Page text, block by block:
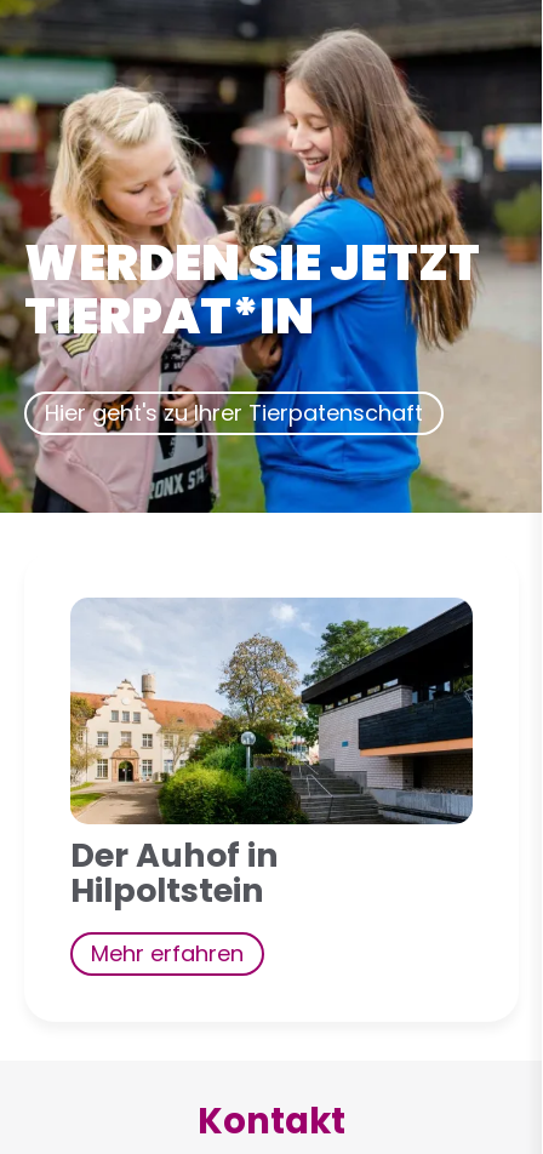
WERDEN SIE JETZT
TIERPAT*IN
Hier geht's zu Ihrer Tierpatenschaft
Der Auhof in
Hilpoltstein
Mehr erfahren
Kontakt